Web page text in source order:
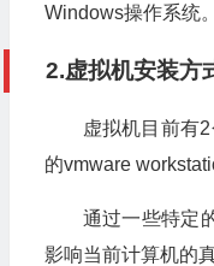
Windows操作系统。
2.虚拟机安装方
虚拟机目前有
的vmware
通过一些特定
影响当前计算机的